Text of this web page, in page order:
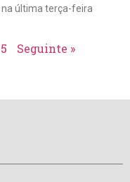
última terça-feira
5 Seguinte »